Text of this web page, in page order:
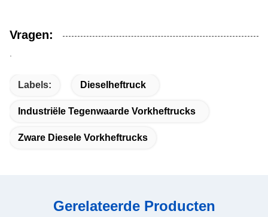
Vragen:
Labels: Dieselheftruck
Industriële Tegenwaarde Vorkheftrucks
Zware Diesele Vorkheftrucks
Gerelateerde Producten